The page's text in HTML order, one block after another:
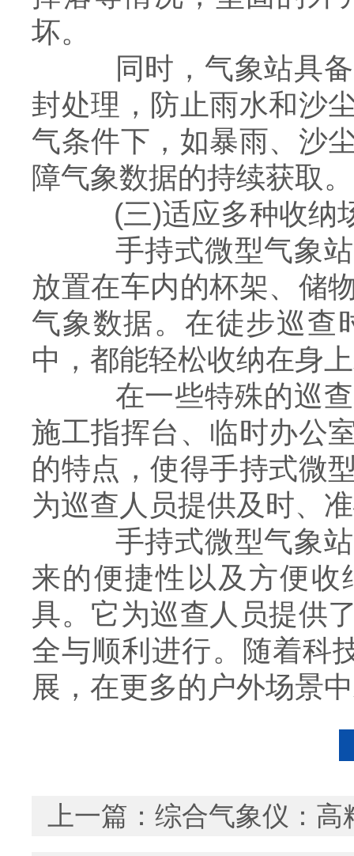
坏。
同时，气象站具备
封处理，防止雨水和沙
气条件下，如暴雨、沙
障气象数据的持续获取。
(三)适应多种收纳
手持式微型气象站
放置在车内的杯架、储
气象数据。在徒步巡查
中，都能轻松收纳在身
在一些特殊的巡查
施工指挥台、临时办公
的特点，使得手持式微
为巡查人员提供及时、
手持式微型气象站
来的便捷性以及方便
具。它为巡查人员提供
全与顺利进行。随着科
展，在更多的户外场景
上一篇： 综合气象仪：高